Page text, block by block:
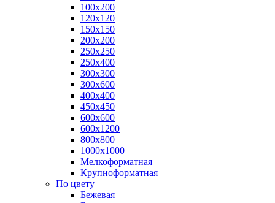
100х200
120х120
150х150
200х200
250х250
250х400
300х300
300х600
400х400
450х450
600х600
600х1200
800х800
1000х1000
Мелкоформатная
Крупноформатная
По цвету
Бежевая